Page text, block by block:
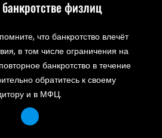
физлиц
что банкротство влечёт
в том числе ограничения на
банкротство в течение
обратитесь к своему
и в МФЦ.